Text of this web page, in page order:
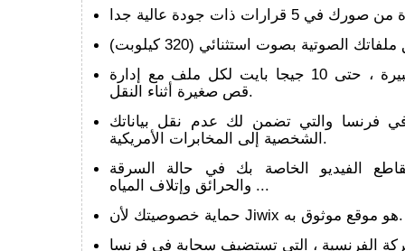
إدارة الملفات الكبيرة ، حتى 10 جيجا بايت لكل ملف مع إدارة
قص صغيرة أثناء النقل.
فرنسا والتي تضمن لك عدم نقل بياناتك
الشخصية إلى المخابرات الأمريكية.
الفيديو الخاصة بك في حالة السرقة
والحرائق وإتلاف المياه ...
حماية خصوصيتك لأن Jiwix هو موقع موثوق به.